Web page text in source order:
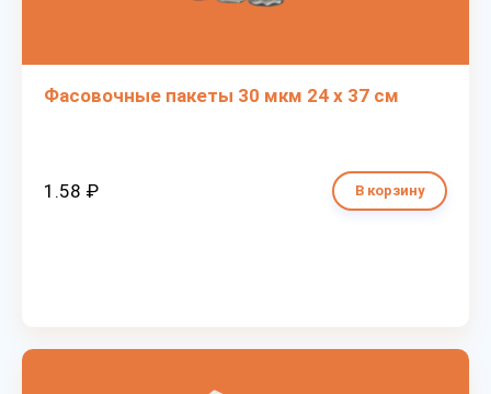
Фасовочные пакеты 30 мкм 24 х 37 см
1.58 ₽ В корзину